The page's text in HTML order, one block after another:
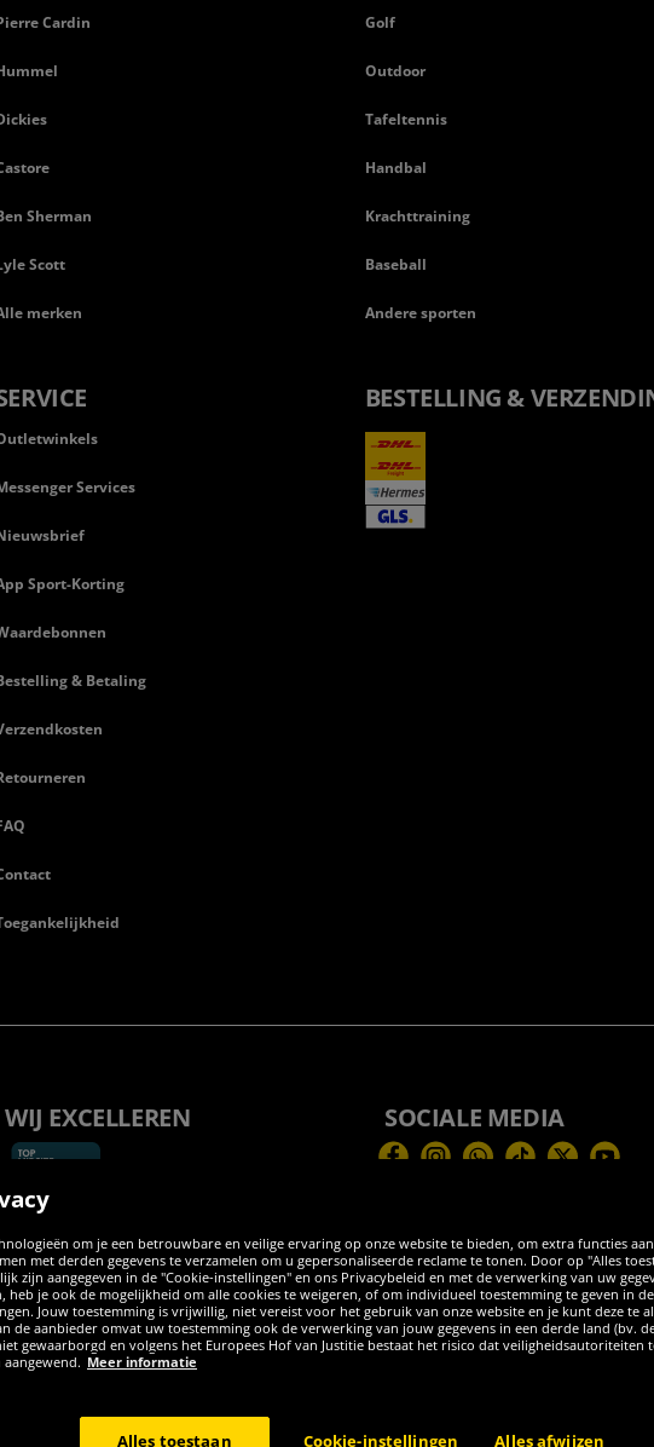
Cardin
Sherman
Scott
merken
Golf
Outdoor
Tafeltennis
Handbal
Krachttraining
Baseball
Andere sporten
Services
Sport-Korting
& Betaling
BESTELLING &
WIJ EXCELLEREN SOCIALE MEDIA
FacebookInstagramWhatsApp
TikTokTwitter
om je een betrouwbare en veilige ervaring op onze website te bieden, om extra functies
met derden gegevens te verzamelen om u gepersonaliseerde reclame te tonen. Door op "Alles
zijn aangegeven in de "Cookie-instellingen" en ons Privacybeleid en met de verwerking van uw
heb je ook de mogelijkheid om alle cookies te weigeren, of om individueel toestemming te geven in
Jouw toestemming is vrijwillig, niet vereist voor het gebruik van onze website en je kunt deze
de aanbieder omvat uw toestemming ook de verwerking van jouw gegevens in een derde land (bv.
gewaarborgd en volgens het Europees Hof van Justitie bestaat het risico dat
Meer informatie
Cookie-instellingen Alles afwijzen
Alles toestaan